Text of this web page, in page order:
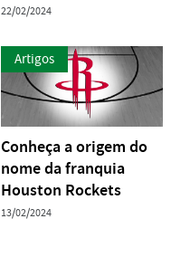
22/02/2024
Artigos
Conheça a origem do
nome da franquia
Houston Rockets
13/02/2024